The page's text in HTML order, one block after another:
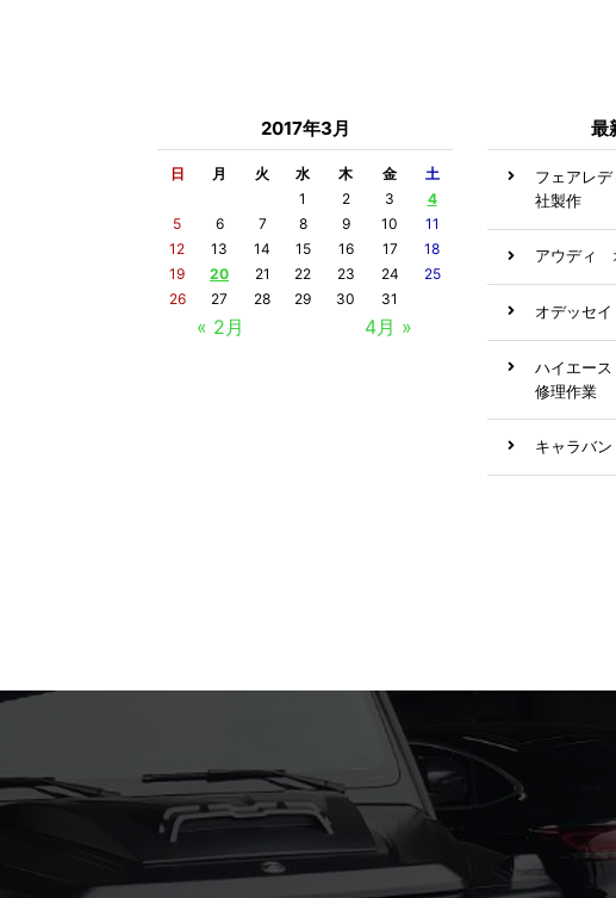
2017年3月
日 月 火 水 木 金 土
« 2月 4月 »
1 2 3
4
5
6 7 8 9 10
11
12
13 14 15 16 17
18
19
20 21 22 23 24
25
26
27 28 29 30 31
最
フェアレ
社製作
アウディ
オデッセ
ハイエー
修理作業
キャラバ